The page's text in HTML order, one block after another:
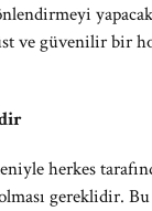
güvenilir bir
herkes
gereklidir.